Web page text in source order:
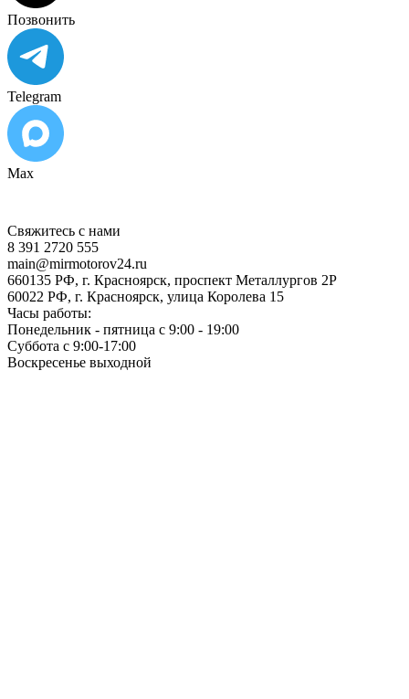
Позвонить
Telegram
Max
Свяжитесь с нами
8 391 2720 555
main@mirmotorov24.ru
660135 РФ, г. Красноярск, проспект Металлургов 2Р
60022 РФ, г. Красноярск, улица Королева 15
Часы работы:
Понедельник - пятница с 9:00 - 19:00
Суббота с 9:00-17:00
Воскресенье выходной